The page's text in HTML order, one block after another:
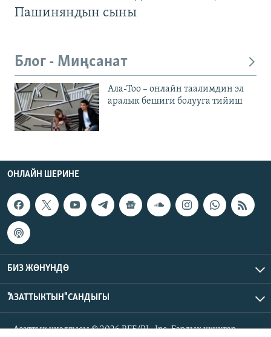
Пашиняндын сыны
Блог - Миңсанат
Ала-Тоо – онлайн таалимдин эл
аралык бешиги болууга тийиш
ОНЛАЙН ШЕРИНЕ
БИЗ ЖӨНҮНДӨ
"АЗАТТЫКТЫН" САНДЫГЫ
Азаттык үналгысы © 2026 RFE/RL, Inc. Бардык укуктар